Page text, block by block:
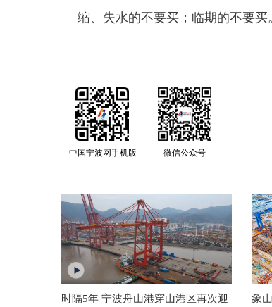
缩、失水的不要买；临期的不要买
中国宁波网手机版 微信公众号
时隔5年 宁波舟山港穿山港区再次迎
象